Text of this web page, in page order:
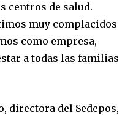
centros de salud.
muy complacidos
como empresa,
a todas las familias
directora del Sedepos,